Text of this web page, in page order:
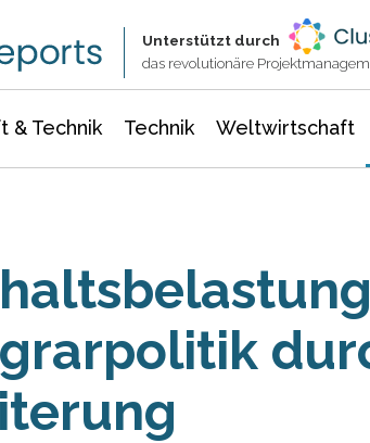
Unterstützt durch
das revolutionäre
& Technik Technik Weltwirtschaft